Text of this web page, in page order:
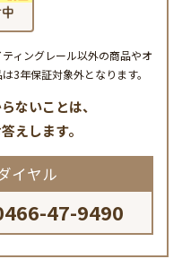
ィングレール以外の商品やオ
3年保証対象外となります。
ないことは、
えします。
イヤル
47-9490